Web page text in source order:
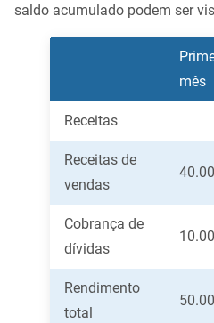
saldo acumulado podem ser
mês
Receitas
Receitas de
vendas
Cobrança de
dívidas
Rendimento
total